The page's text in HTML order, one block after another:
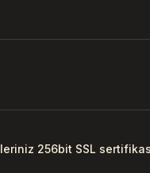
256bit SSL